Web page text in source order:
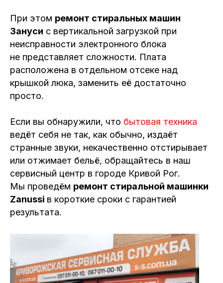
При этом ремонт стиральных машин
Зануси с вертикальной загрузкой при
неисправности электронного блока
не представляет сложности. Плата
расположена в отдельном отсеке над
крышкой люка, заменить её достаточно
просто.
Если вы обнаружили, что бытовая техника
ведёт себя не так, как обычно, издаёт
странные звуки, некачественно отстирывает
или отжимает бельё, обращайтесь в наш
сервисный центр в городе Кривой Рог.
Мы проведём ремонт стиральной машинки
Zanussi в короткие сроки с гарантией
результата.